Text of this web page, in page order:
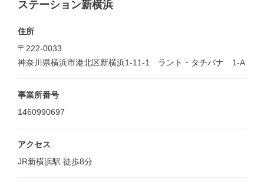
ステーション新横浜
住所
〒222-0033
神奈川県横浜市港北区新横浜1-11-1 ラント・タチバナ 1-A
事業所番号
1460990697
アクセス
JR新横浜駅 徒歩8分